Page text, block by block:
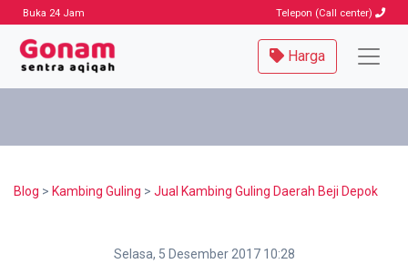
Buka 24 Jam Telepon (Call center)
Harga
Blog > Kambing Guling > Jual Kambing Guling Daerah Beji Depok
Selasa, 5 Desember 2017 10:28